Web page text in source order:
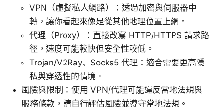
VPN（虛擬私人網路）：透過加密與伺服器中
轉，讓你看起來像是從其他地理位置上網。
代理（Proxy）：直接改寫 HTTP/HTTPS 請求路
徑，速度可能較快但安全性較低。
Trojan/V2Ray、Socks5 代理：適合需要更高隱
私與穿透性的情境。
風險與限制：使用 VPN/代理可能違反當地法規與
服務條款，請自行評估風險並遵守當地法規。